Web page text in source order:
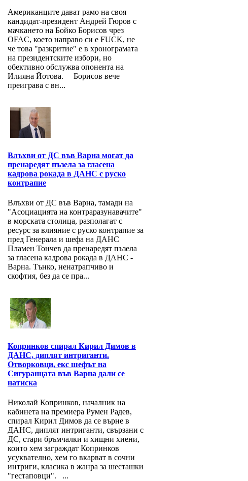
Американците дават рамо на своя
кандидат-президент Андрей Гюров с
мачкането на Бойко Борисов чрез
OFAC, което направо си е FUCK, не
че това "разкритие" е в хронограмата
на президентските избори, но
обективно обслужва опонента на
Илияна Йотова. Борисов вече
преиграва с вн...
Влъхви от ДС във Варна могат да
пренаредят пъзела за гласена
кадрова рокада в ДАНС с руско
контрапие
Влъхви от ДС във Варна, тамади на
"Асоциацията на контраразунавачите"
в морската столица, разполагат с
ресурс за влияние с руско контрапие за
пред Генерала и шефа на ДАНС
Пламен Тончев да пренаредят пъзела
за гласена кадрова рокада в ДАНС -
Варна. Тънко, ненатрапчиво и
скофтия, без да се пра...
Копринков спирал Кирил Димов в
ДАНС, диплят интриганти.
Отворковци, екс шефът на
Сигуранцата във Варна дали се
натиска
Николай Копринков, началник на
кабинета на премиера Румен Радев,
спирал Кирил Димов да се върне в
ДАНС, диплят интриганти, свързани с
ДС, стари бръмчалки и хищни хиени,
които хем заграждат Копринков
усуквателно, хем го вкарват в сочни
интриги, класика в жанра за шесташки
"гестаповци". ...